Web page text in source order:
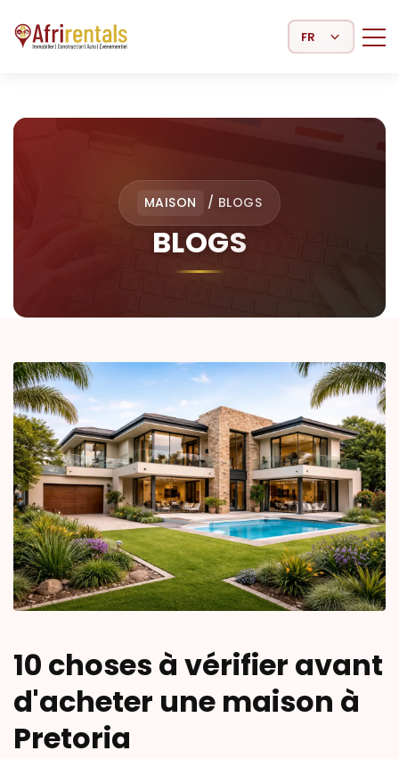
Select Language
MAISON / BLOGS
BLOGS
10 choses à vérifier avant
d'acheter une maison à
Pretoria